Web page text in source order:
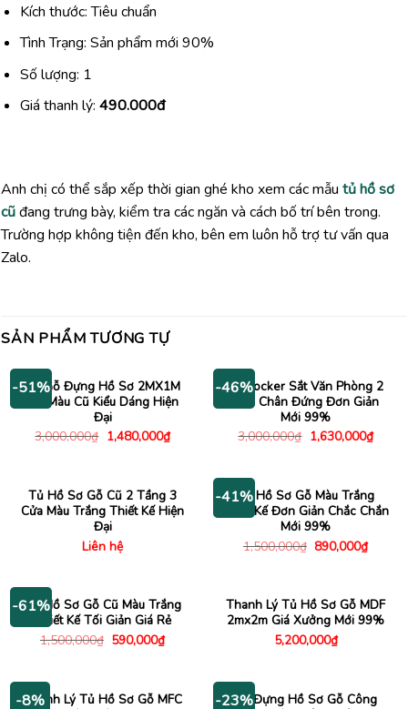
Kích thước: Tiêu chuẩn
Tình Trạng: Sản phẩm mới 90%
Số lượng: 1
Giá thanh lý: 490.000đ
Anh chị có thể sắp xếp thời gian ghé kho xem các mẫu tủ hồ sơ
cũđang trưng bày, kiểm tra các ngăn và cách bố trí bên trong.
Trường hợp không tiện đến kho, bên em luôn hỗ trợ tư vấn qua
Zalo.
SẢN PHẨM TƯƠNG TỰ
-51%
Tủ Gỗ Đựng Hồ Sơ 2MX1M
Gỗ Màu Cũ Kiểu Dáng Hiện
Đại
3,000,000₫ Giá
gốc
1,480,000₫Giá
hiện
1,480,000₫.
-46%
Tủ Locker Sắt Văn Phòng 2
Cửa Chân Đứng Đơn Giản
Mới 99%
3,000,000₫ Giá
gốc
1,630,000₫Giá
hiện
Tủ Hồ Sơ Gỗ Cũ 2 Tầng 3
Cửa Màu Trắng Thiết Kế Hiện
Đại
Liên hệ
-41%Tủ Hồ Sơ Gỗ Màu Trắng
Thiết Kế Đơn Giản Chắc Chắn
Mới 99%
1,500,000₫ Giá
890,000₫Giá
hiện
-61%
Tủ Hồ Sơ Gỗ Cũ Màu Trắng
Thiết Kế Tối Giản Giá Rẻ
1,500,000₫ Giá
590,000₫Giá
hiện
590,000₫.
Thanh Lý Tủ Hồ Sơ Gỗ MDF
2mx2m Giá Xưởng Mới 99%
5,200,000₫
-8%
Thanh Lý Tủ Hồ Sơ Gỗ MFC
-23%Tủ Đựng Hồ Sơ Gỗ Công